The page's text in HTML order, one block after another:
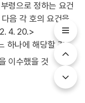
령으로 정하는 요건
음 각 호의 요건을
4. 20.>
하나에 해당할 것
이수했을 것